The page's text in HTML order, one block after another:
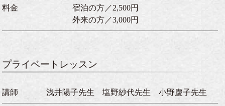
料金
宿泊の方／2,500円
外来の方／3,000円
プライベートレッスン
講師 浅井陽子先生 塩野紗代先生 小野慶子先生